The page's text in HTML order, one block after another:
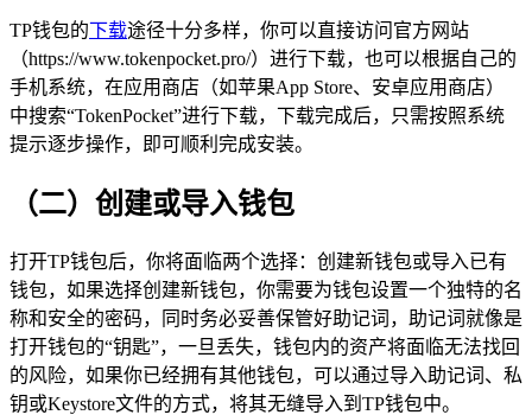
TP钱包的下载途径十分多样，你可以直接访问官方网站
（https://www.tokenpocket.pro/）进行下载，也可以根据自己的
手机系统，在应用商店（如苹果App Store、安卓应用商店）
中搜索“TokenPocket”进行下载，下载完成后，只需按照系统
提示逐步操作，即可顺利完成安装。
（二）创建或导入钱包
打开TP钱包后，你将面临两个选择：创建新钱包或导入已有
钱包，如果选择创建新钱包，你需要为钱包设置一个独特的名
称和安全的密码，同时务必妥善保管好助记词，助记词就像是
打开钱包的“钥匙”，一旦丢失，钱包内的资产将面临无法找回
的风险，如果你已经拥有其他钱包，可以通过导入助记词、私
钥或Keystore文件的方式，将其无缝导入到TP钱包中。